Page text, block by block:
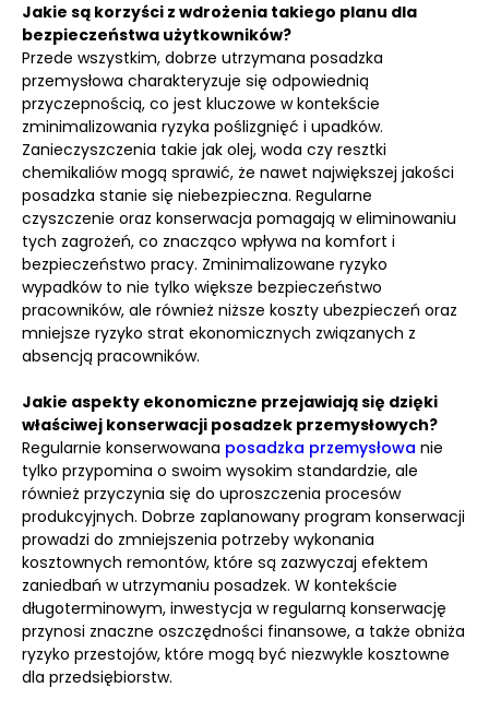
Jakie są korzyści z wdrożenia takiego planu dla
bezpieczeństwa użytkowników?
Przede wszystkim, dobrze utrzymana posadzka
przemysłowa charakteryzuje się odpowiednią
przyczepnością, co jest kluczowe w kontekście
zminimalizowania ryzyka poślizgnięć i upadków.
Zanieczyszczenia takie jak olej, woda czy resztki
chemikaliów mogą sprawić, że nawet największej jakości
posadzka stanie się niebezpieczna. Regularne
czyszczenie oraz konserwacja pomagają w eliminowaniu
tych zagrożeń, co znacząco wpływa na komfort i
bezpieczeństwo pracy. Zminimalizowane ryzyko
wypadków to nie tylko większe bezpieczeństwo
pracowników, ale również niższe koszty ubezpieczeń oraz
mniejsze ryzyko strat ekonomicznych związanych z
absencją pracowników.
Jakie aspekty ekonomiczne przejawiają się dzięki
właściwej konserwacji posadzek przemysłowych?
Regularnie konserwowana posadzka przemysłowa nie
tylko przypomina o swoim wysokim standardzie, ale
również przyczynia się do uproszczenia procesów
produkcyjnych. Dobrze zaplanowany program konserwacji
prowadzi do zmniejszenia potrzeby wykonania
kosztownych remontów, które są zazwyczaj efektem
zaniedbań w utrzymaniu posadzek. W kontekście
długoterminowym, inwestycja w regularną konserwację
przynosi znaczne oszczędności finansowe, a także obniża
ryzyko przestojów, które mogą być niezwykle kosztowne
dla przedsiębiorstw.